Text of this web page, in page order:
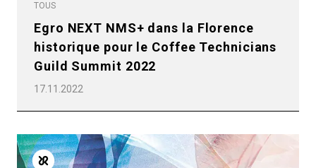
TOUS
Egro NEXT NMS+ dans la Florence
historique pour le Coffee Technicians
Guild Summit 2022
17.11.2022